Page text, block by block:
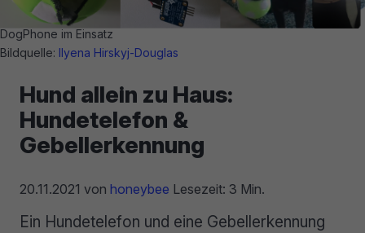
DogPhone im Einsatz
Bildquelle: Ilyena Hirskyj-Douglas
Hund allein zu Haus:
Hundetelefon &
Gebellerkennung
20.11.2021 von honeybee Lesezeit: 3 Min.
Ein Hundetelefon und eine Gebellerkennung